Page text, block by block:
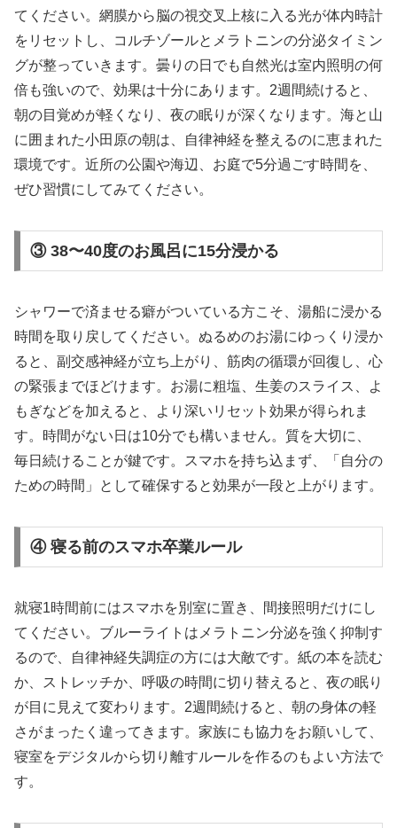
てください。網膜から脳の視交叉上核に入る光が体内時計
をリセットし、コルチゾールとメラトニンの分泌タイミン
グが整っていきます。曇りの日でも自然光は室内照明の何
倍も強いので、効果は十分にあります。2週間続けると、
朝の目覚めが軽くなり、夜の眠りが深くなります。海と山
に囲まれた小田原の朝は、自律神経を整えるのに恵まれた
環境です。近所の公園や海辺、お庭で5分過ごす時間を、
ぜひ習慣にしてみてください。
③ 38〜40度のお風呂に15分浸かる
シャワーで済ませる癖がついている方こそ、湯船に浸かる
時間を取り戻してください。ぬるめのお湯にゆっくり浸か
ると、副交感神経が立ち上がり、筋肉の循環が回復し、心
の緊張までほどけます。お湯に粗塩、生姜のスライス、よ
もぎなどを加えると、より深いリセット効果が得られま
す。時間がない日は10分でも構いません。質を大切に、
毎日続けることが鍵です。スマホを持ち込まず、「自分の
ための時間」として確保すると効果が一段と上がります。
④ 寝る前のスマホ卒業ルール
就寝1時間前にはスマホを別室に置き、間接照明だけにし
てください。ブルーライトはメラトニン分泌を強く抑制す
るので、自律神経失調症の方には大敵です。紙の本を読む
か、ストレッチか、呼吸の時間に切り替えると、夜の眠り
が目に見えて変わります。2週間続けると、朝の身体の軽
さがまったく違ってきます。家族にも協力をお願いして、
寝室をデジタルから切り離すルールを作るのもよい方法で
す。